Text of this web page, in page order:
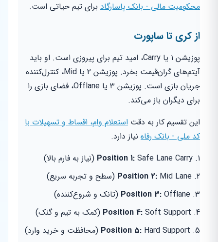
محکومیت مالی - بانک پاسارگاد برای تیم حیاتی است.
از کری تا ساپورت
پوزیشن ۱ یا Carry، امید تیم برای پیروزی است. او باید
آیتم‌های گران‌قیمت بخرد. پوزیشن ۲ یا Mid، کنترل‌کننده
جریان بازی است. پوزیشن ۳ یا Offlane، فضای بازی را
برای دیگران باز می‌کند.
این تقسیم کار به دقت استعلام وام، اقساط و تسهیلات با
کد ملی - بانک رفاه نیاز دارد.
Position 1: Safe Lane Carry (نیاز به فارم بالا)
Position 2: Mid Lane (سطح و تجربه سریع)
Position 3: Offlane (تانک و شروع‌کننده)
Position 4: Soft Support (کمک به تیم و گنک)
Position 5: Hard Support (محافظت و خرید وارد)